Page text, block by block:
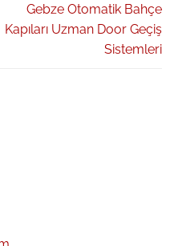
Gebze Otomatik Bahçe
Kapıları Uzman Door Geçiş
Sistemleri